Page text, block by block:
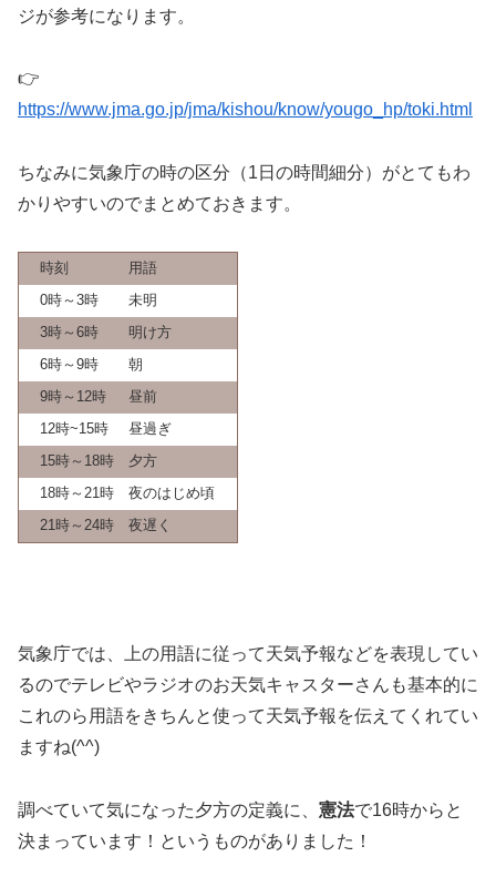
ジが参考になります。
👉
https://www.jma.go.jp/jma/kishou/know/yougo_hp/toki.html
ちなみに気象庁の時の区分（1日の時間細分）がとてもわ
かりやすいのでまとめておきます。
時刻
用語
0時～3時
未明
3時～6時
明け方
6時～9時
朝
9時～12時
昼前
12時~15時
昼過ぎ
15時～18時
夕方
18時～21時
夜のはじめ頃
21時～24時
夜遅く
気象庁では、上の用語に従って天気予報などを表現してい
るのでテレビやラジオのお天気キャスターさんも基本的に
これのら用語をきちんと使って天気予報を伝えてくれてい
ますね(^^)
調べていて気になった夕方の定義に、 憲法で16時からと
決まっています！というものがありました！